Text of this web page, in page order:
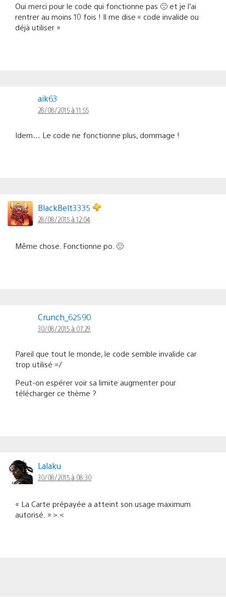
Oui merci pour le code qui fonctionne pas 🙁 et je l’ai
rentrer au moins 10 fois ! Il me dise « code invalide ou
déjà utiliser »
aik63
28/08/2015 à 11:55
Idem… Le code ne fonctionne plus, dommage !
BlackBelt3335
28/08/2015 à 12:04
Même chose. Fonctionne po. 🙁
Crunch_62590
30/08/2015 à 07:29
Pareil que tout le monde, le code semble invalide car
trop utilisé =/
Peut-on espérer voir sa limite augmenter pour
télécharger ce thème ?
Lalaku
30/08/2015 à 08:30
« La Carte prépayée a atteint son usage maximum
autorisé. » >.<